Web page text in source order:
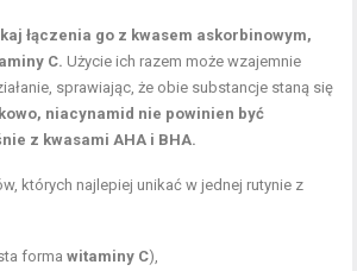
łączenia go z kwasem askorbinowym,
C. Użycie ich razem może wzajemnie
sprawiając, że obie substancje staną się
niacynamid nie powinien być
z kwasami AHA i BHA.
których najlepiej unikać w jednej rutynie z
formawitaminy C),